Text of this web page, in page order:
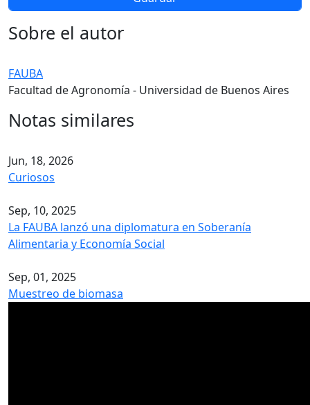
Sobre el autor
FAUBA
Facultad de Agronomía - Universidad de Buenos Aires
Notas similares
Jun, 18, 2026
Curiosos
Sep, 10, 2025
La FAUBA lanzó una diplomatura en Soberanía
Alimentaria y Economía Social
Sep, 01, 2025
Muestreo de biomasa